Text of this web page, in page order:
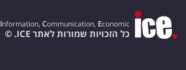
Information, Communication, Economic
כל הזכויות שמורות לאתר ICE. ©